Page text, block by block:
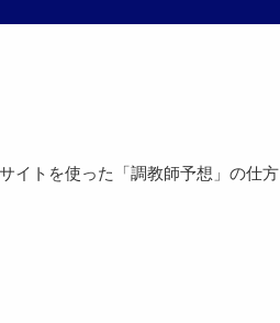
イトを使った「調教師予想」の仕方